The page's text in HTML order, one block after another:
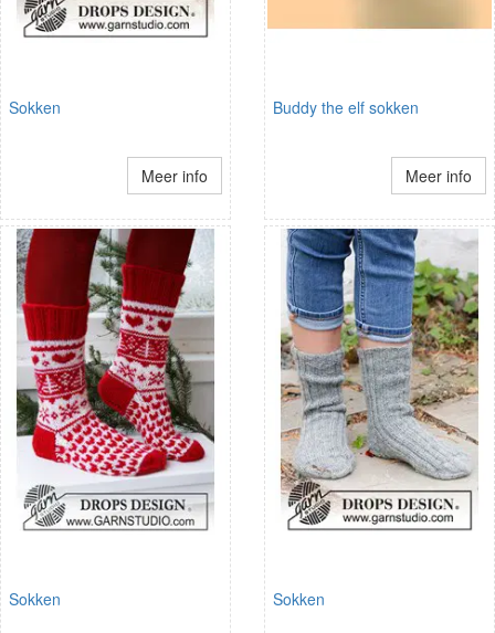
Sokken
Meer info
Buddy the elf sokken
Meer info
Sokken Sokken